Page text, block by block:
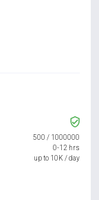
500 / 1000000
0-12 hrs
up to 10K / day